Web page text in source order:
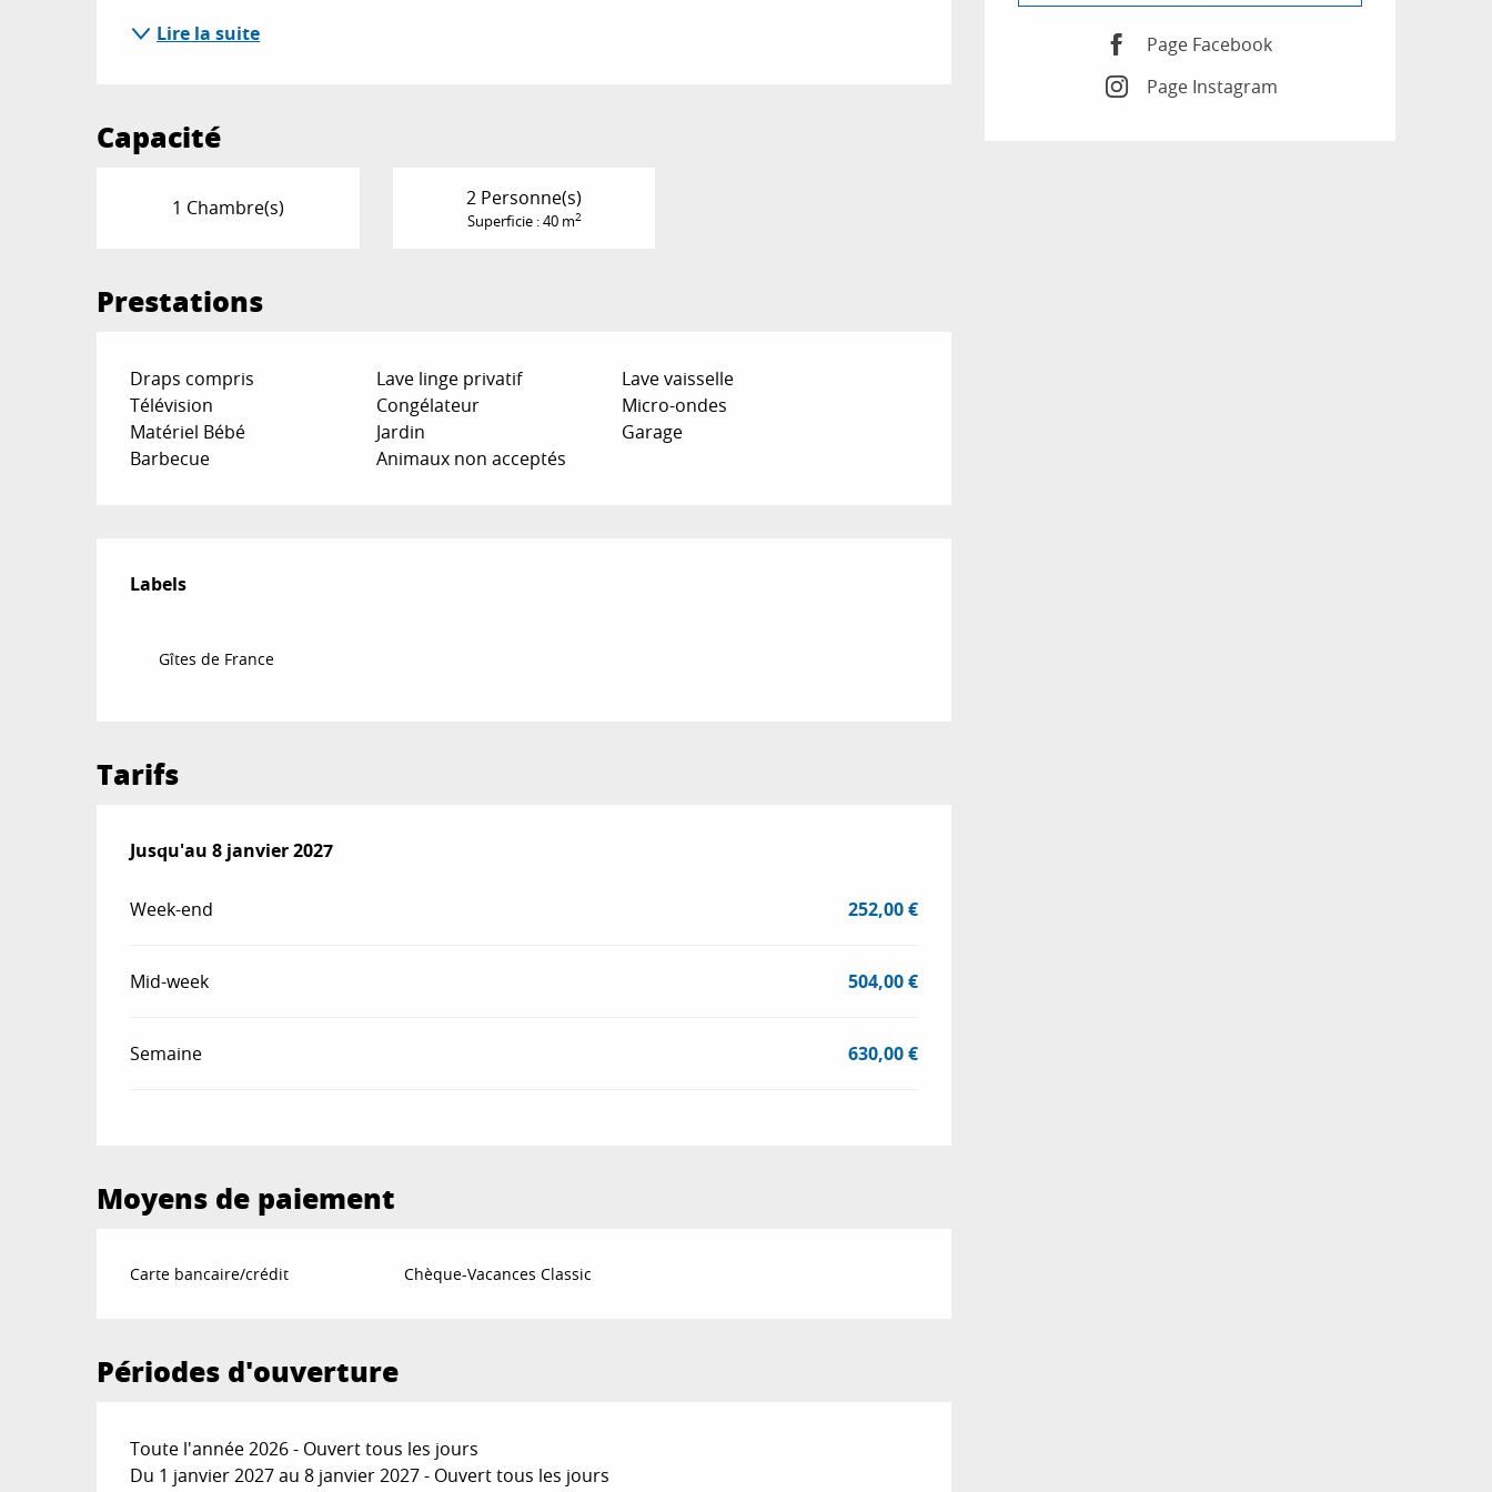
Page Facebook
Page Instagram
Lire la suite
Capacité
1 Chambre(s) 2 Personne(s)
Superficie : 40 m2
Prestations
Draps compris Lave linge privatif
Lave vaisselle
Télévision
Congélateur
Micro-ondes
Matériel Bébé
Jardin
Garage
Barbecue
Animaux non acceptés
Offres de prestations
Labels
Labels
Gîtes de France
Tarifs
Du20 décembre 2025au
Jusqu'au 8 janvier 2027
Week-end 252,00 €
Mid-week 504,00 €
Semaine 630,00 €
Moyens de paiement
Carte bancaire/crédit Chèque-Vacances Classic
Périodes d'ouverture
Toute l'année 2026 - Ouvert tous les jours
Du 1 janvier 2027 au 8 janvier 2027 - Ouvert tous les jours